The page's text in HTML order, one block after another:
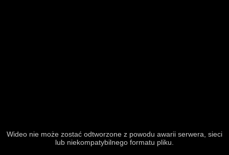
Wideo nie może zostać odtworzone z powodu awarii serwera, sieci
lub niekompatybilnego formatu pliku.